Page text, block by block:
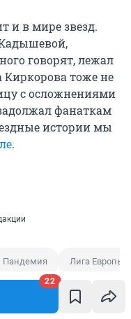
22
и в мире звезд.
говорят, лежал
тоже не
с осложнениями
фанаткам
истории мы
.
Пандемия Лига Европы